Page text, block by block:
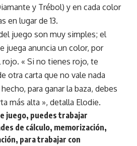
y Trébol) y en cada color
en lugar de 13.
juego son muy simples; el
juega anuncia un color, por
rojo. « Si no tienes rojo, te
otra carta que no vale nada
para ganar la baza, debes
más alta », detalla Elodie.
juego, puedes trabajar
de cálculo, memorización,
para trabajar con